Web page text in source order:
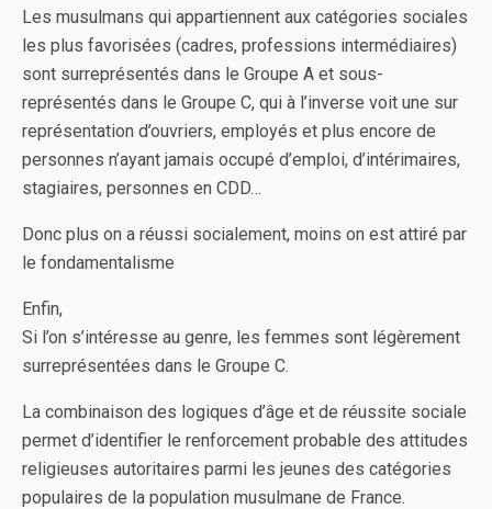
Les musulmans qui appartiennent aux catégories sociales
les plus favorisées (cadres, professions intermédiaires)
sont surreprésentés dans le Groupe A et sous-
représentés dans le Groupe C, qui à l’inverse voit une sur
représentation d’ouvriers, employés et plus encore de
personnes n’ayant jamais occupé d’emploi, d’intérimaires,
stagiaires, personnes en CDD…
Donc plus on a réussi socialement, moins on est attiré par
le fondamentalisme
Enfin,
Si l’on s’intéresse au genre, les femmes sont légèrement
surreprésentées dans le Groupe C.
La combinaison des logiques d’âge et de réussite sociale
permet d’identifier le renforcement probable des attitudes
religieuses autoritaires parmi les jeunes des catégories
populaires de la population musulmane de France.